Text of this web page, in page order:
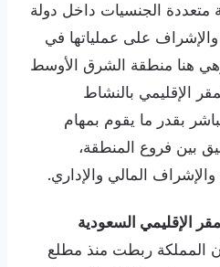
متعددة الجنسيات داخل دولة
والإشراف على عملياتها في
هنا منطقة الشرق الأوسط
الإقليمي بالنشاط
بقدر ما يقوم بمهام
بين فروع المنطقة،
المالي والإداري.
الإقليمي السعودية
المملكة ربطت منذ مطلع